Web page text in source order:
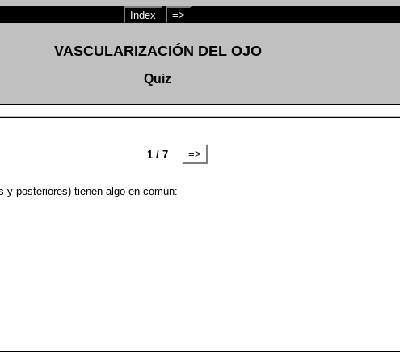
Index =>
VASCULARIZACIÓN DEL OJO
Quiz
1 / 7
=>
y posteriores) tienen algo en común: